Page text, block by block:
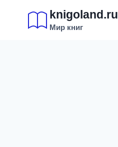
содержимому
knigoland.ru
Мир книг